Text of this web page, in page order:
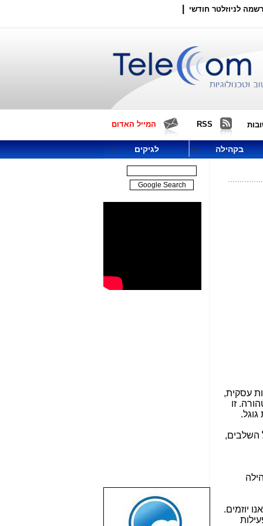
לניוזלטר חודשי
RSS המייל האדום
בקהילה לגיקים
הוא ביזמות עסקית,
זו
השלבים,
יוזמים.
שבוע טוב לכל
הגולשים באשר